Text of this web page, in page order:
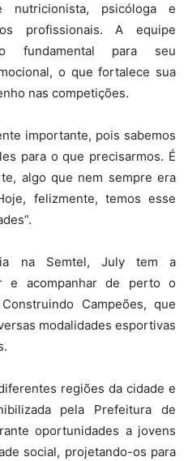
nutricionista, psicóloga e
profissionais. A equipe
fundamental para seu
o que fortalece sua
nas competições.
importante, pois sabemos
para o que precisarmos. É
algo que nem sempre era
felizmente, temos esse
na Semtel, July tem a
e acompanhar de perto o
Campeões, que
modalidades esportivas
regiões da cidade e
pela Prefeitura de
oportunidades a jovens
social, projetando-os para